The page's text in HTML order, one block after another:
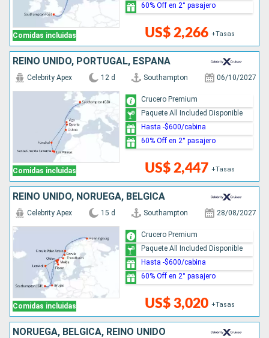
Comidas incluidas US$ 2,266 +Tasas
60% Off en 2° pasajero
REINO UNIDO, PORTUGAL, ESPAÑA
Comidas incluidas
Celebrity Apex 12 d Southampton 06/10/2027
US$ 2,447 +Tasas
Crucero Premium
Paquete All Included Disponible
Hasta -$600/cabina
60% Off en 2° pasajero
REINO UNIDO, NORUEGA, BÉLGICA
Comidas incluidas
Celebrity Apex 15 d Southampton 28/08/2027
US$ 3,020 +Tasas
Crucero Premium
Paquete All Included Disponible
Hasta -$600/cabina
60% Off en 2° pasajero
NORUEGA, BÉLGICA, REINO UNIDO